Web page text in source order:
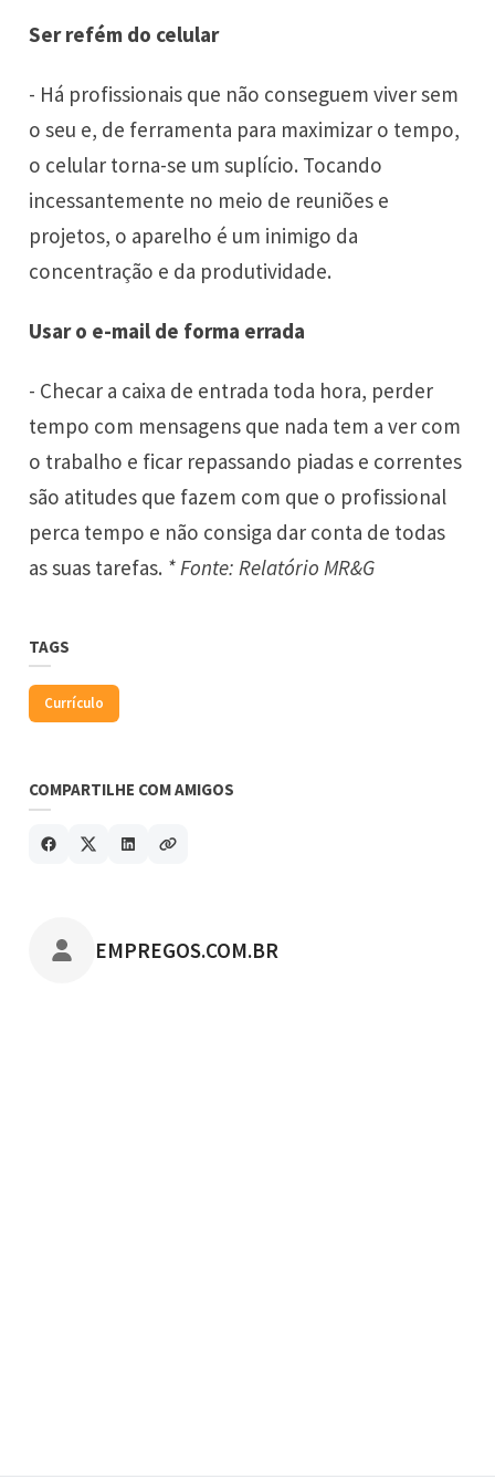
Ser refém do celular
- Há profissionais que não conseguem viver sem
o seu e, de ferramenta para maximizar o tempo,
o celular torna-se um suplício. Tocando
incessantemente no meio de reuniões e
projetos, o aparelho é um inimigo da
concentração e da produtividade.
Usar o e-mail de forma errada
- Checar a caixa de entrada toda hora, perder
tempo com mensagens que nada tem a ver com
o trabalho e ficar repassando piadas e correntes
são atitudes que fazem com que o profissional
perca tempo e não consiga dar conta de todas
as suas tarefas. * Fonte: Relatório MR&G
TAGS
Currículo
COMPARTILHE COM AMIGOS
POSTADO POR
EMPREGOS.COM.BR